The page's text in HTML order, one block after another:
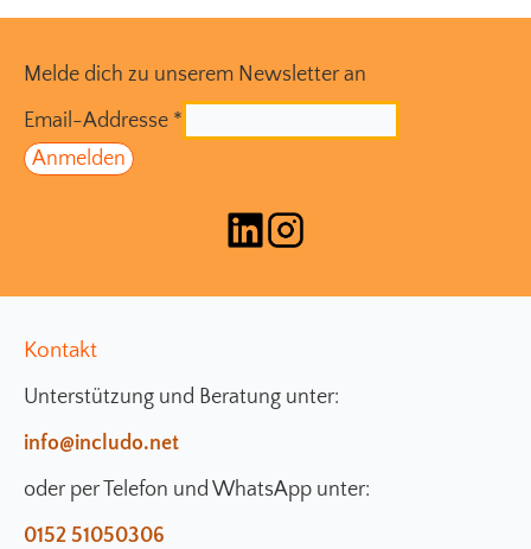
Melde dich zu unserem Newsletter an
Email-Addresse *
Kontakt
Unterstützung und Beratung unter:
info@includo.net
oder per Telefon und WhatsApp unter:
0152 51050306